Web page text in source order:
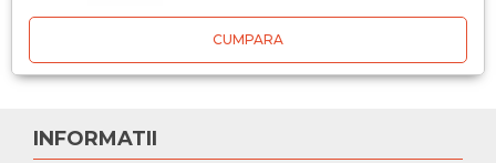
CUMPARA
INFORMATII